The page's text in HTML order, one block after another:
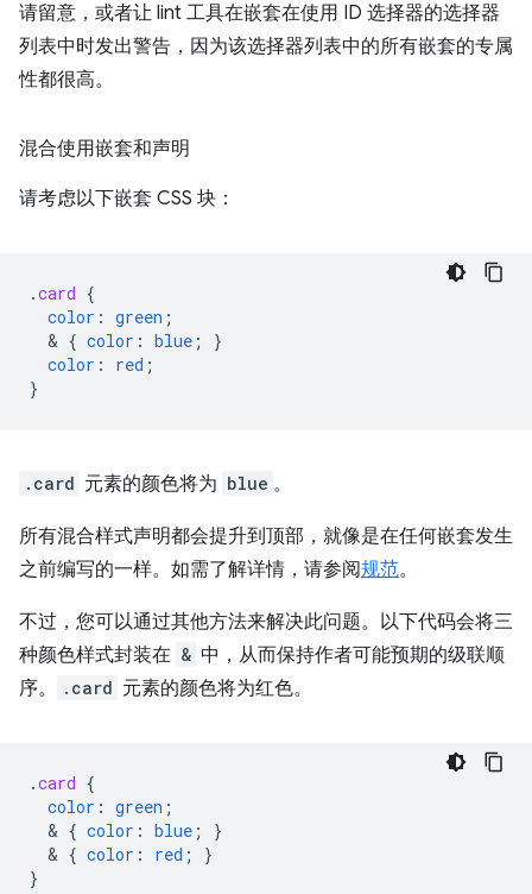
请留意，或者让 lint 工具在嵌套在使用 ID 选择器的选择器
列表中时发出警告，因为该选择器列表中的所有嵌套的专属
性都很高。
混合使用嵌套和声明
请考虑以下嵌套 CSS 块：
.card {
color : green ;
  &
{ color : blue ;
}
color : red ;
}
.card 元素的颜色将为 blue 。
所有混合样式声明都会提升到顶部，就像是在任何嵌套发生
之前编写的一样。如需了解详情，请参阅规范。
不过，您可以通过其他方法来解决此问题。以下代码会将三
种颜色样式封装在 & 中，从而保持作者可能预期的级联顺
序。
.card 元素的颜色将为红色。
.card {
color : green ;
  &
{ color : blue ;
}
  &
{ color : red ;
}
}